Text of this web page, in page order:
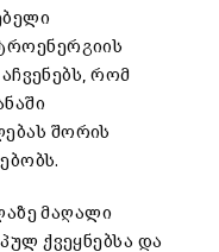
რომ
შორის
მაღალი
ქვეყნებსა და